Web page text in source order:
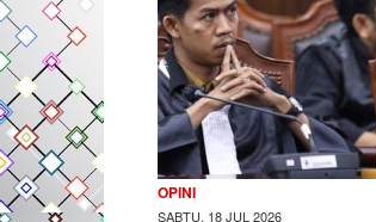
OPINI
SABTU, 18 JUL 2026